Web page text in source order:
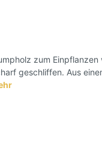
zum Einpflanzen
geschliffen. Aus